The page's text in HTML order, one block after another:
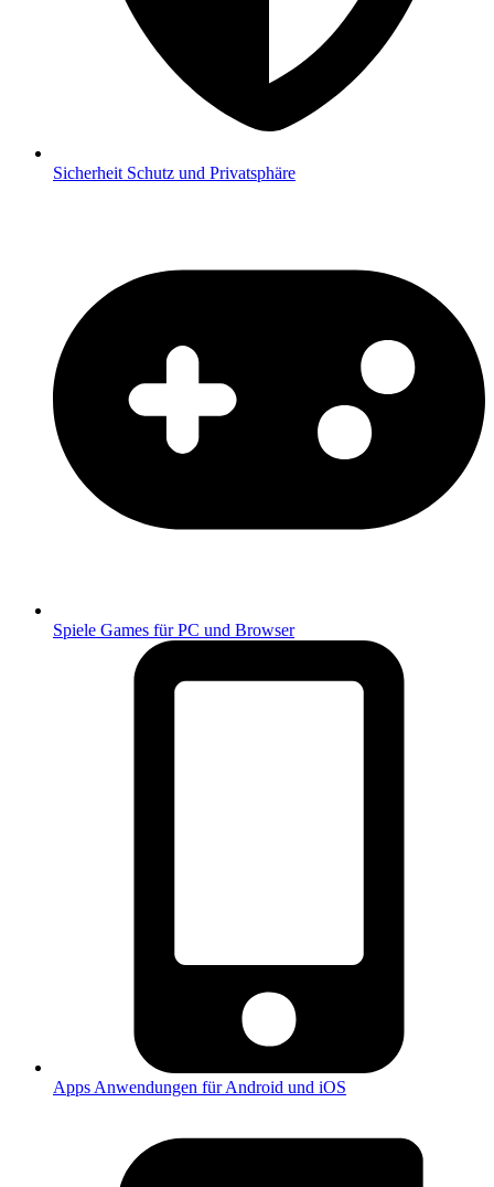
Sicherheit Schutz und Privatsphäre
Spiele Games für PC und Browser
Apps Anwendungen für Android und iOS